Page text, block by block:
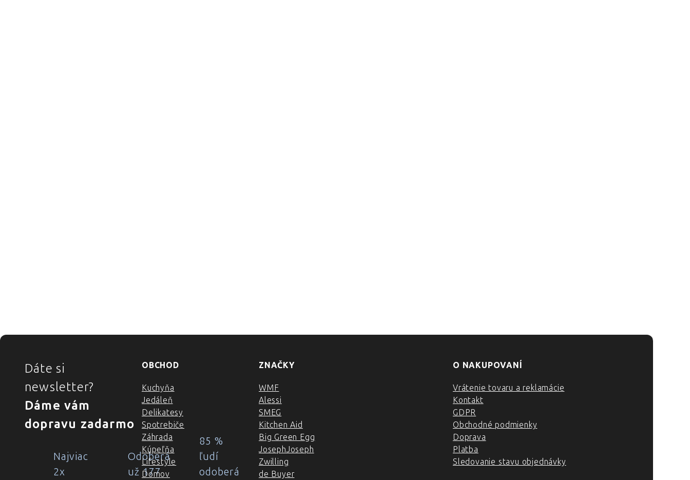
ZÁPÄTIE
Dáte si
newsletter?
Dáme vám
dopravu zadarmo
Najviac
2x
Odoberá
už 177
85 %
ľudí
odoberá
OBCHOD
Kuchyňa
Jedáleň
Delikatesy
Spotrebiče
Záhrada
Kúpeľňa
Lifestyle
Domov
ZNAČKY
WMF
Alessi
SMEG
Kitchen Aid
Big Green Egg
JosephJoseph
Zwilling
de Buyer
O NAKUPOVANÍ
Vrátenie tovaru a reklamácie
Kontakt
GDPR
Obchodné podmienky
Doprava
Platba
Sledovanie stavu objednávky